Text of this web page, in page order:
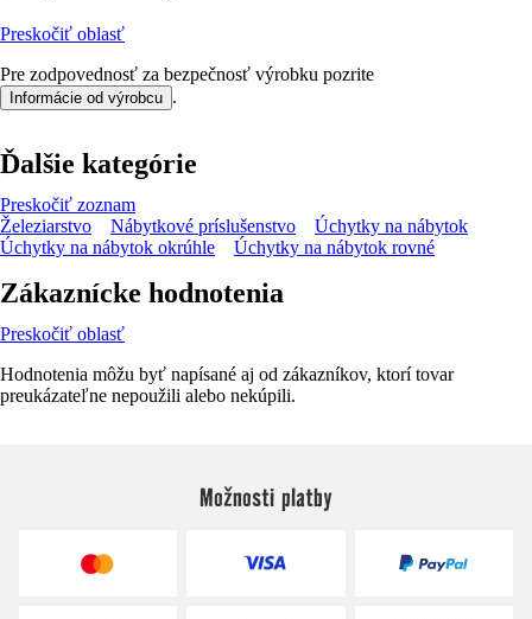
Preskočiť oblasť
Pre zodpovednosť za bezpečnosť výrobku pozrite
Informácie od výrobcu .
Ďalšie kategórie
Preskočiť zoznam
Železiarstvo
Nábytkové príslušenstvo
Úchytky na nábytok
Úchytky na nábytok okrúhle
Úchytky na nábytok rovné
Zákaznícke hodnotenia
Preskočiť oblasť
Hodnotenia môžu byť napísané aj od zákazníkov, ktorí tovar
preukázateľne nepoužili alebo nekúpili.
Možnosti platby